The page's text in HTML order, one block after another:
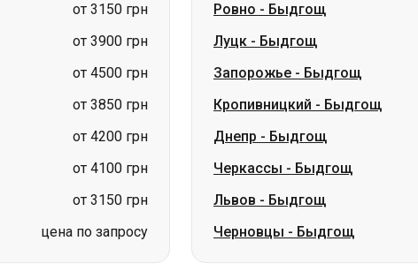
от 3150 грн
от 3900 грн
от 4500 грн
от 3850 грн
от 4200 грн
от 4100 грн
от 3150 грн
цена по запросу
Ровно - Быдгощ
Луцк - Быдгощ
Запорожье - Быдгощ
Кропивницкий - Быдгощ
Днепр - Быдгощ
Черкассы - Быдгощ
Львов - Быдгощ
Черновцы - Быдгощ